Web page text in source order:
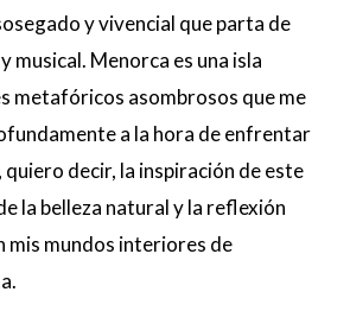
y vivencial que parta de
musical. Menorca es una isla
metafóricos asombrosos que me
a la hora de enfrentar
quiero decir, la inspiración de este
la belleza natural y la reflexión
mis mundos interiores de